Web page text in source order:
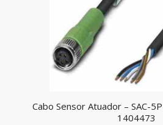
Cabo Sensor Atuador – SAC-
1404473